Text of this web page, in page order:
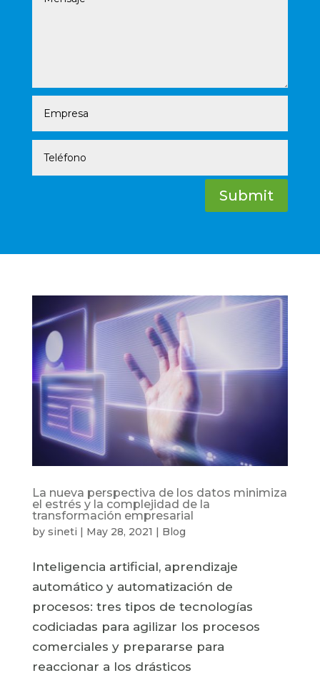
Submit
La nueva perspectiva de los datos minimiza
el estrés y la complejidad de la
transformación empresarial
by sineti | May 28, 2021 | Blog
Inteligencia artificial, aprendizaje
automático y automatización de
procesos: tres tipos de tecnologías
codiciadas para agilizar los procesos
comerciales y prepararse para
reaccionar a los drásticos